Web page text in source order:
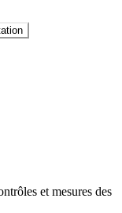
et mesures des